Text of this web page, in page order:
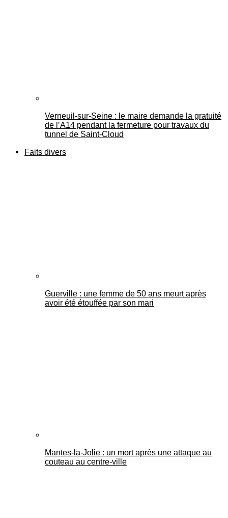
Verneuil-sur-Seine : le maire demande la gratuité
de l’A14 pendant la fermeture pour travaux du
tunnel de Saint-Cloud
Faits divers
Guerville : une femme de 50 ans meurt après
avoir été étouffée par son mari
Mantes-la-Jolie : un mort après une attaque au
couteau au centre-ville